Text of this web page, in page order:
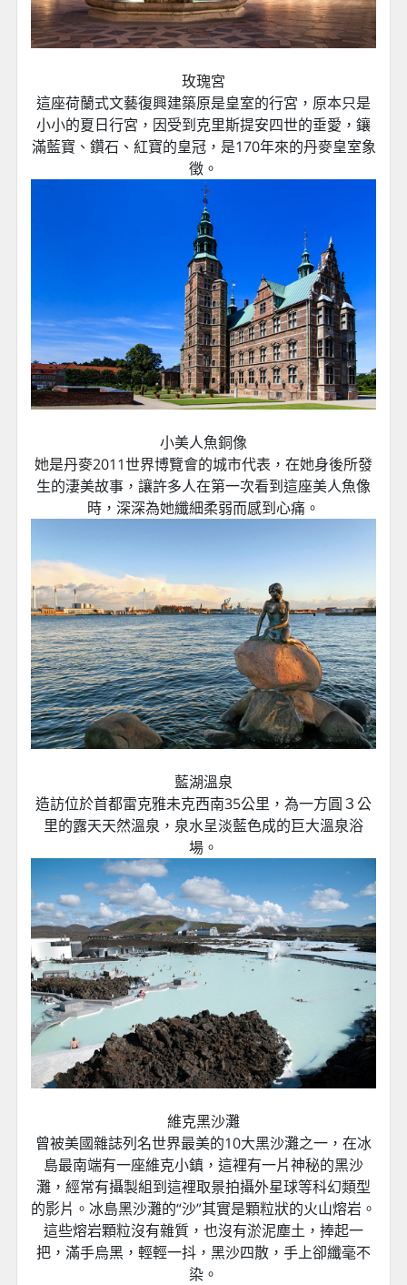
玫瑰宮
這座荷蘭式文藝復興建築原是皇室的行宮，原本只是
小小的夏日行宮，因受到克里斯提安四世的垂愛，鑲
滿藍寶、鑽石、紅寶的皇冠，是170年來的丹麥皇室象
徵。
小美人魚銅像
她是丹麥2011世界博覽會的城市代表，在她身後所發
生的淒美故事，讓許多人在第一次看到這座美人魚像
時，深深為她纖細柔弱而感到心痛。
藍湖溫泉
造訪位於首都雷克雅未克西南35公里，為一方圓３公
里的露天天然溫泉，泉水呈淡藍色成的巨大溫泉浴
場。
維克黑沙灘
曾被美國雜誌列名世界最美的10大黑沙灘之一，在冰
島最南端有一座維克小鎮，這裡有一片神秘的黑沙
灘，經常有攝製組到這裡取景拍攝外星球等科幻類型
的影片。冰島黑沙灘的“沙”其實是顆粒狀的火山熔岩。
這些熔岩顆粒沒有雜質，也沒有淤泥塵土，捧起一
把，滿手烏黑，輕輕一抖，黑沙四散，手上卻纖毫不
染。